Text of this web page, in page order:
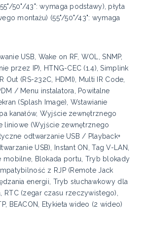
50"/43": wymaga podstawy), płyta
montażu) (55"/50"/43": wymaga
USB, Wake on RF, WOL, SNMP,
przez IP), HTNG-CEC (1.4), Simplink
Out (RS-232C, HDMI), Multi IR Code,
/ Menu instalatora, Powitalne
(Splash Image), Wstawianie
kanałów, Wyjście zewnętrznego
liniowe (Wyjście zewnętrznego
odtwarzanie USB / Playback+
USB), Instant ON, Tag V-LAN,
mobilne, Blokada portu, Tryb blokady
z RJP (Remote Jack
energii, Tryb słuchawkowy dla
RTC (zegar czasu rzeczywistego),
BEACON, Etykieta wideo (2 wideo)